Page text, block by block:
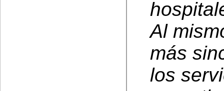
Al
más
los